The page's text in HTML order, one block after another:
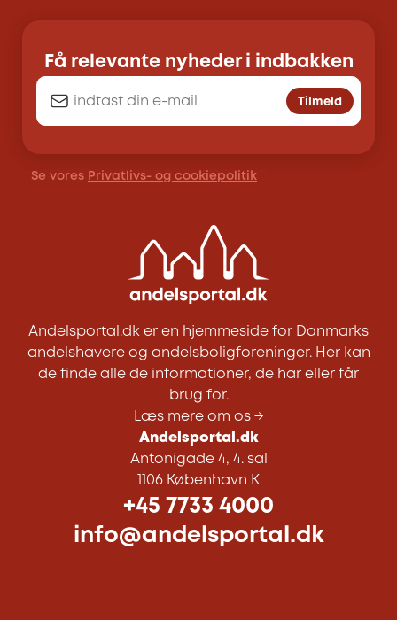
Få relevante nyheder i indbakken
Tilmeld
Se vores Privatlivs- og cookiepolitik
Andelsportal.dk er en hjemmeside for Danmarks
andelshavere og andelsboligforeninger. Her kan
de finde alle de informationer, de har eller får
brug for.
Læs mere om os →
Andelsportal.dk
Antonigade 4, 4. sal
1106 København K
+45 7733 4000
info@andelsportal.dk